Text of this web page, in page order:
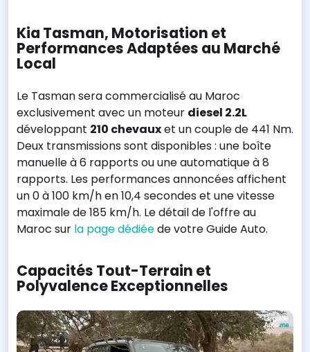
Kia Tasman, Motorisation et
Performances Adaptées au Marché
Local
Le Tasman sera commercialisé au Maroc
exclusivement avec un moteur diesel 2.2L
développant 210 chevauxet un couple de 441 Nm.
Deux transmissions sont disponibles : une boîte
manuelle à 6 rapports ou une automatique à 8
rapports. Les performances annoncées affichent
un 0 à 100 km/h en 10,4 secondes et une vitesse
maximale de 185 km/h. Le détail de l'offre au
Maroc sur la page dédiéede votre Guide Auto.
Capacités Tout-Terrain et
Polyvalence Exceptionnelles